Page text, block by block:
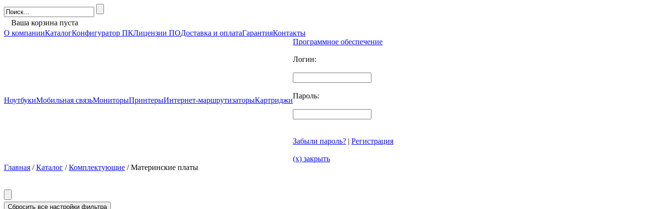
Ваша корзина пуста
О компанииКаталогКонфигуратор ПКЛицензии ПОДоставка и оплатаГарантияКонтакты
НоутбукиМобильная связьМониторыПринтерыИнтернет-маршрутизаторыКартриджи
Программное обеспечение
Логин:
Пароль:
Забыли пароль? | Регистрация
(x) закрыть
Главная /Каталог /Комплектующие / Материнские платы